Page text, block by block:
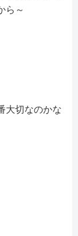
ら～
大切なのかな